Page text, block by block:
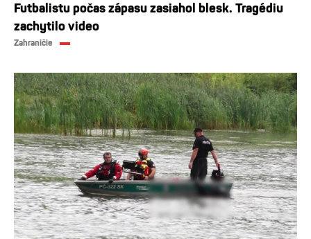
Futbalistu počas zápasu zasiahol blesk. Tragédiu
zachytilo video
Zahraničie